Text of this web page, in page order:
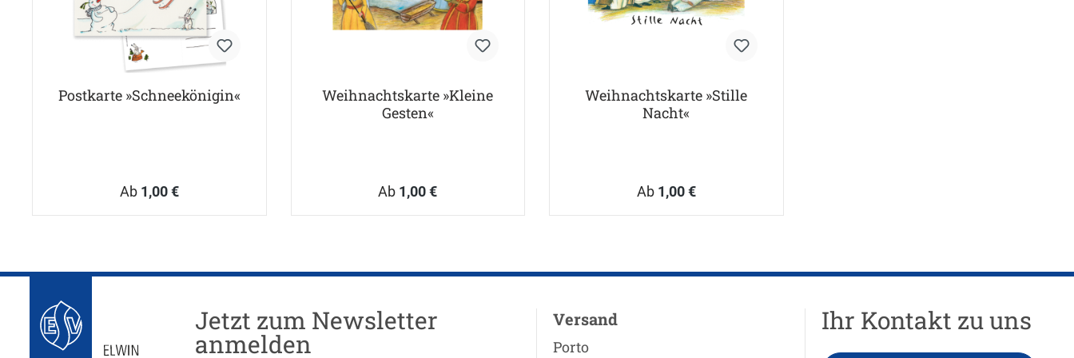
Postkarte »Schneekönigin«
Ab 1,00 €
Weihnachtskarte »Kleine
Gesten«
Ab 1,00 €
Weihnachtskarte »Stille
Nacht«
Ab 1,00 €
Jetzt zum Newsletter
anmelden
Versand
Porto
Ihr Kontakt zu uns